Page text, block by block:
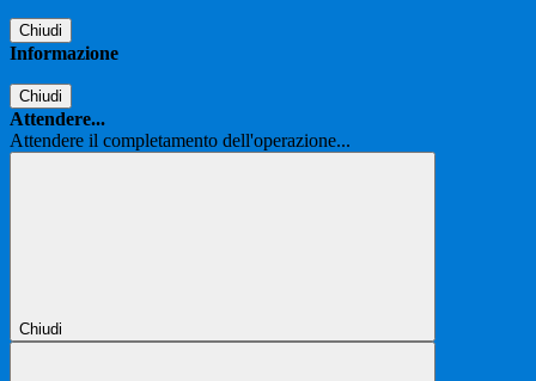
Chiudi
Informazione
Chiudi
Attendere...
Attendere il completamento dell'operazione...
Chiudi